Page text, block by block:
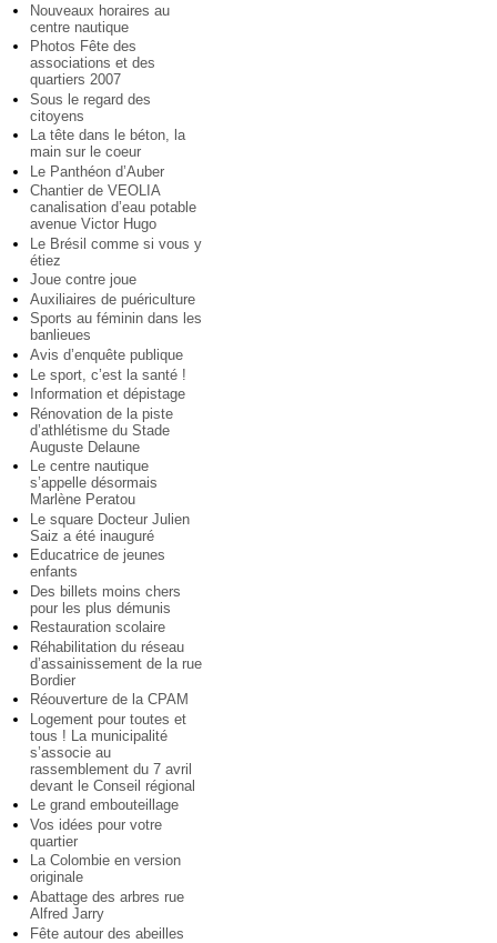
Nouveaux horaires au
centre nautique
Photos Fête des
associations et des
quartiers 2007
Sous le regard des
citoyens
La tête dans le béton, la
main sur le coeur
Le Panthéon d’Auber
Chantier de VEOLIA
canalisation d’eau potable
avenue Victor Hugo
Le Brésil comme si vous y
étiez
Joue contre joue
Auxiliaires de puériculture
Sports au féminin dans les
banlieues
Avis d’enquête publique
Le sport, c’est la santé !
Information et dépistage
Rénovation de la piste
d’athlétisme du Stade
Auguste Delaune
Le centre nautique
s’appelle désormais
Marlène Peratou
Le square Docteur Julien
Saiz a été inauguré
Educatrice de jeunes
enfants
Des billets moins chers
pour les plus démunis
Restauration scolaire
Réhabilitation du réseau
d’assainissement de la rue
Bordier
Réouverture de la CPAM
Logement pour toutes et
tous ! La municipalité
s’associe au
rassemblement du 7 avril
devant le Conseil régional
Le grand embouteillage
Vos idées pour votre
quartier
La Colombie en version
originale
Abattage des arbres rue
Alfred Jarry
Fête autour des abeilles